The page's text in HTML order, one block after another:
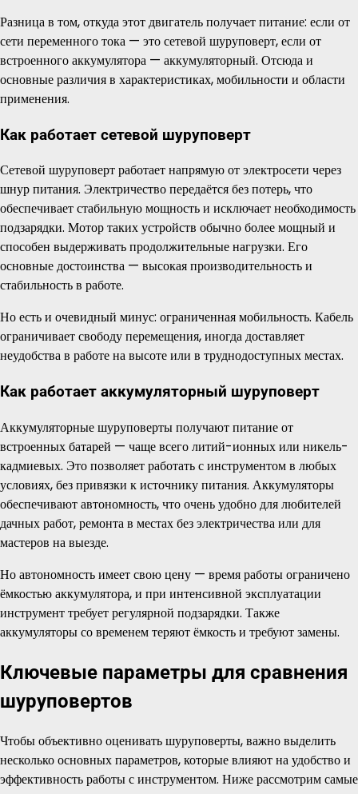
Разница в том, откуда этот двигатель получает питание: если от
сети переменного тока — это сетевой шуруповерт, если от
встроенного аккумулятора — аккумуляторный. Отсюда и
основные различия в характеристиках, мобильности и области
применения.
Как работает сетевой шуруповерт
Сетевой шуруповерт работает напрямую от электросети через
шнур питания. Электричество передаётся без потерь, что
обеспечивает стабильную мощность и исключает необходимость
подзарядки. Мотор таких устройств обычно более мощный и
способен выдерживать продолжительные нагрузки. Его
основные достоинства — высокая производительность и
стабильность в работе.
Но есть и очевидный минус: ограниченная мобильность. Кабель
ограничивает свободу перемещения, иногда доставляет
неудобства в работе на высоте или в труднодоступных местах.
Как работает аккумуляторный шуруповерт
Аккумуляторные шуруповерты получают питание от
встроенных батарей — чаще всего литий-ионных или никель-
кадмиевых. Это позволяет работать с инструментом в любых
условиях, без привязки к источнику питания. Аккумуляторы
обеспечивают автономность, что очень удобно для любителей
дачных работ, ремонта в местах без электричества или для
мастеров на выезде.
Но автономность имеет свою цену — время работы ограничено
ёмкостью аккумулятора, и при интенсивной эксплуатации
инструмент требует регулярной подзарядки. Также
аккумуляторы со временем теряют ёмкость и требуют замены.
Ключевые параметры для сравнения
шуруповертов
Чтобы объективно оценивать шуруповерты, важно выделить
несколько основных параметров, которые влияют на удобство и
эффективность работы с инструментом. Ниже рассмотрим самые